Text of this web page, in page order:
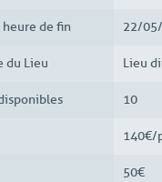
heure de fin 22/
du Lieu Lieu
10
140€/
50€